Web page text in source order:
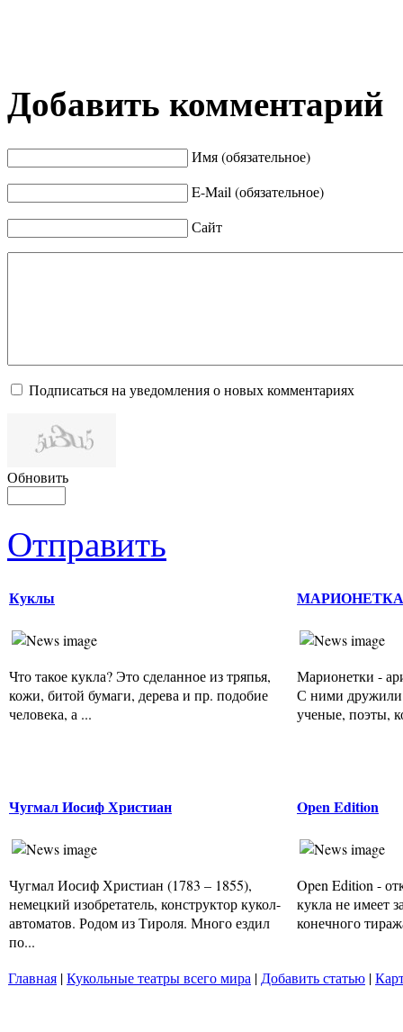
Добавить комментарий
Имя (обязательное)
E-Mail (обязательное)
Сайт
Подписаться на уведомления о новых комментариях
Обновить
Отправить
Куклы
Что такое кукла? Это сделанное из тряпья,
кожи, битой бумаги, дерева и пр. подобие
человека, а ...
МАРИОНЕТКА
Марионетки -
С ними дружили
ученые, поэты,
Чугмал Иосиф Христиан
Чугмал Иосиф Христиан (1783 – 1855),
немецкий изобретатель, конструктор кукол-
автоматов. Родом из Тироля. Много ездил
по...
Open Edition
Open Edition -
кукла не имеет
конечного
Главная |Кукольные театры всего мира | Добавить статью |